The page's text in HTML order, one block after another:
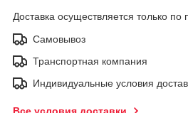
Доставка осуществляется только по
Самовывоз
Транспортная компания
Индивидуальные условия
Все условия доставки